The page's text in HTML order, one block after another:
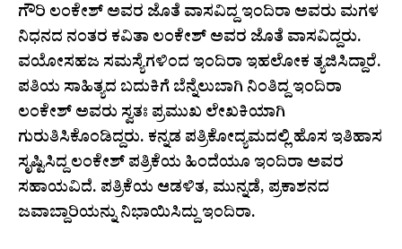
ಗೌರಿ ಲಂಕೇಶ್‌ ಅವರ ಜೊತೆ ವಾಸವಿದ್ದ ಇಂದಿರಾ ಅವರು ಮಗಳ
ನಿಧನದ ನಂತರ ಕವಿತಾ ಲಂಕೇಶ್‌ ಅವರ ಜೊತೆ ವಾಸವಿದ್ದರು.
ವಯೋಸಹಜ ಸಮಸ್ಯೆಗಳಿಂದ ಇಂದಿರಾ ಇಹಲೋಕ ತ್ಯಜಿಸಿದ್ದಾರೆ.
ಪತಿಯ ಸಾಹಿತ್ಯದ ಬದುಕಿಗೆ ಬೆನ್ನೆಲುಬಾಗಿ ನಿಂತಿದ್ದ ಇಂದಿರಾ
ಲಂಕೇಶ್‌ ಅವರು ಸ್ವತಃ ಪ್ರಮುಖ ಲೇಖಕಿಯಾಗಿ
ಗುರುತಿಸಿಕೊಂಡಿದ್ದರು. ಕನ್ನಡ ಪತ್ರಿಕೋದ್ಯಮದಲ್ಲಿ ಹೊಸ ಇತಿಹಾಸ
ಸೃಷ್ಟಿಸಿದ್ದ ಲಂಕೇಶ್‌ ಪತ್ರಿಕೆಯ ಹಿಂದೆಯೂ ಇಂದಿರಾ ಅವರ
ಸಹಾಯವಿದೆ. ಪತ್ರಿಕೆಯ ಆಡಳಿತ, ಮುನ್ನಡೆ, ಪ್ರಕಾಶನದ
ಜವಾಬ್ದಾರಿಯನ್ನು ನಿಭಾಯಿಸಿದ್ದು ಇಂದಿರಾ.